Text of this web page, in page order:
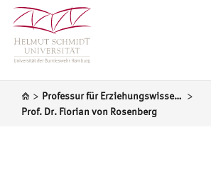
> Professur für Erziehungswissenschaft, insbesondere systematische Pädagogik >
Prof. Dr. Florian von Rosenberg